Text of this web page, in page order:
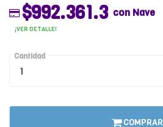
$992.361.3 con Nave
¡VER DETALLE!
Cantidad
COMPRAR